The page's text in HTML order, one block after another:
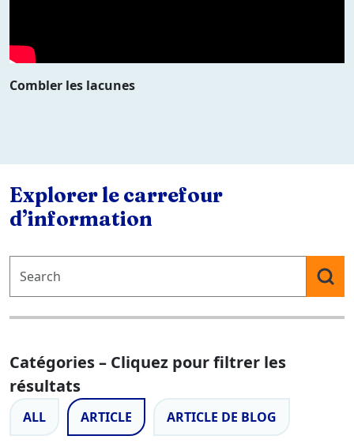
Combler les lacunes
Explorer le carrefour
d’information
Catégories – Cliquez pour filtrer les
résultats
ALL ARTICLE ARTICLE DE BLOG